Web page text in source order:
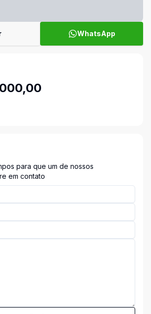
WhatsApp
para que um de nossos
em contato